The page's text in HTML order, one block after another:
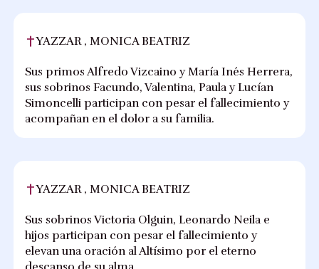
YAZZAR , MONICA BEATRIZ
Sus primos Alfredo Vizcaino y María Inés Herrera,
sus sobrinos Facundo, Valentina, Paula y Lucían
Simoncelli participan con pesar el fallecimiento y
acompañan en el dolor a su familia.
YAZZAR , MONICA BEATRIZ
Sus sobrinos Victoria Olguin, Leonardo Neila e
hijos participan con pesar el fallecimiento y
elevan una oración al Altísimo por el eterno